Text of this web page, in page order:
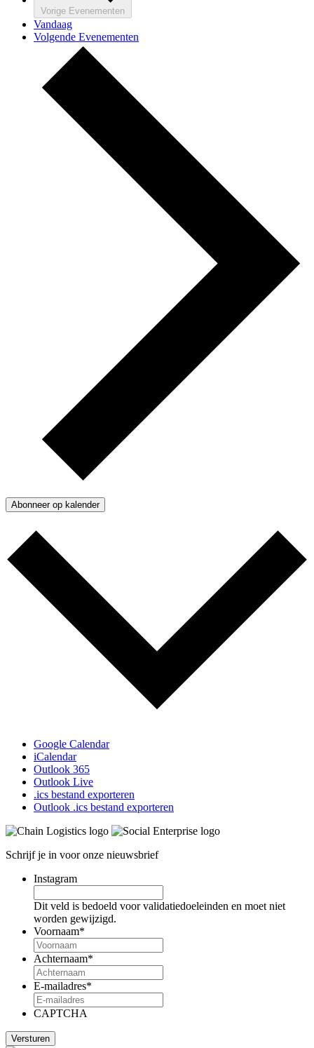
Vorige Evenementen
Vandaag
Volgende Evenementen
Abonneer op kalender
Google Calendar
iCalendar
Outlook 365
Outlook Live
.ics bestand exporteren
Outlook .ics bestand exporteren
Schrijf je in voor onze nieuwsbrief
Instagram
Dit veld is bedoeld voor validatiedoeleinden en moet niet
worden gewijzigd.
Voornaam*
Achternaam*
E-mailadres*
CAPTCHA
Versturen